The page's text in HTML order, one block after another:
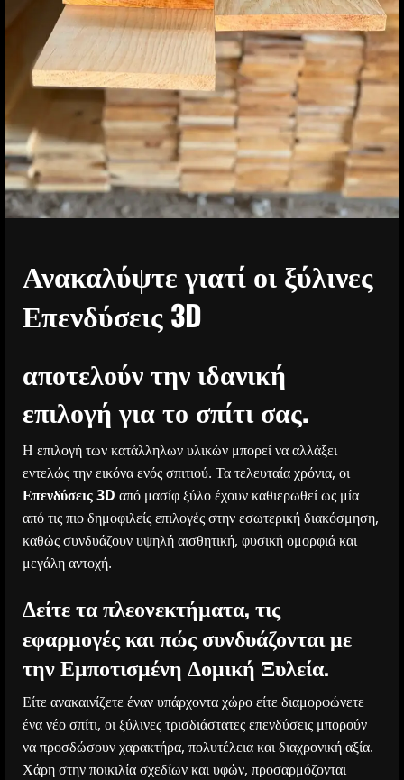
Ανακαλύψτε γιατί οι ξύλινες
Επενδύσεις 3D
αποτελούν την ιδανική
επιλογή για το σπίτι σας.
Η επιλογή των κατάλληλων υλικών μπορεί να αλλάξει
εντελώς την εικόνα ενός σπιτιού. Τα τελευταία χρόνια, οι
Επενδύσεις 3D από μασίφ ξύλο έχουν καθιερωθεί ως μία
από τις πιο δημοφιλείς επιλογές στην εσωτερική διακόσμηση,
καθώς συνδυάζουν υψηλή αισθητική, φυσική ομορφιά και
μεγάλη αντοχή.
Δείτε τα πλεονεκτήματα, τις
εφαρμογές και πώς συνδυάζονται με
την Εμποτισμένη Δομική Ξυλεία.
Είτε ανακαινίζετε έναν υπάρχοντα χώρο είτε διαμορφώνετε
ένα νέο σπίτι, οι ξύλινες τρισδιάστατες επενδύσεις μπορούν
να προσδώσουν χαρακτήρα, πολυτέλεια και διαχρονική αξία.
Χάρη στην ποικιλία σχεδίων και υφών, προσαρμόζονται